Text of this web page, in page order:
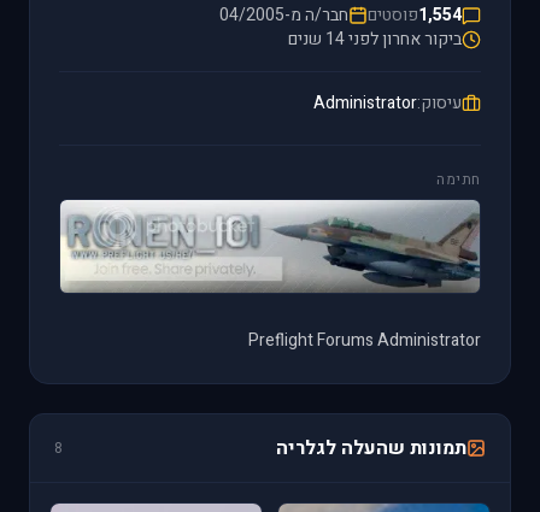
1,554פוסטים
חבר/ה מ-04/2005
ביקור אחרון לפני 14 שנים
עיסוק:Administrator
חתימה
Preflight Forums Administrator
תמונות שהעלה לגלריה 8